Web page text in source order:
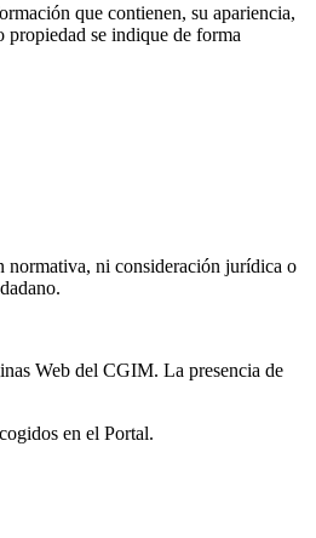
que contienen, su apariencia,
propiedad se indique de forma
normativa, ni consideración jurídica o
Web del CGIM. La presencia de
en el Portal.